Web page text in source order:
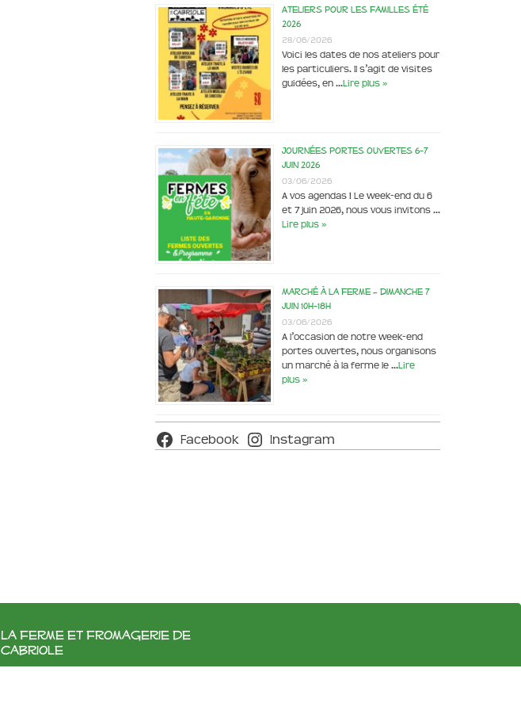
Ateliers pour les familles été
2026
28/06/2026
Voici les dates de nos ateliers pour
les particuliers. Il s’agit de visites
guidées, en …Lire plus »
Journées portes ouvertes 6-7
juin 2026
03/06/2026
A vos agendas ! Le week-end du 6
et 7 juin 2026, nous vous invitons …
Lire plus »
Marché à la ferme – dimanche 7
juin 10h-18h
03/06/2026
A l’occasion de notre week-end
portes ouvertes, nous organisons
un marché à la ferme le …Lire
plus »
Facebook Instagram
La ferme et fromagerie de
cabriole